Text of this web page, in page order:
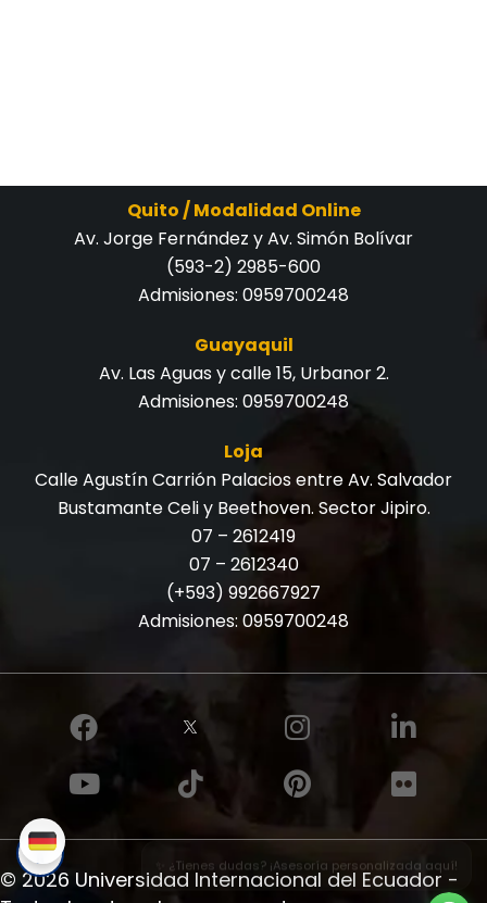
Quito / Modalidad Online
Av. Jorge Fernández y Av. Simón Bolívar
(593-2) 2985-600
Admisiones: 0959700248
Guayaquil
Av. Las Aguas y calle 15, Urbanor 2.
Admisiones: 0959700248
Loja
Calle Agustín Carrión Palacios entre Av. Salvador
Bustamante Celi y Beethoven. Sector Jipiro.
07 – 2612419
07 – 2612340
(+593) 992667927
Admisiones: 0959700248
© 2026 Universidad Internacional del Ecuador -
✨ ¿Tienes dudas? ¡Asesoría personalizada aquí!